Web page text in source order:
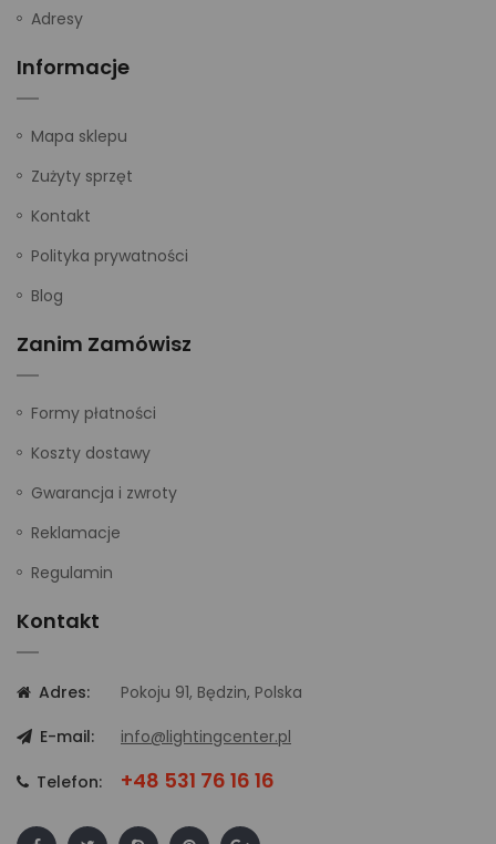
Adresy
Informacje
Mapa sklepu
Zużyty sprzęt
Kontakt
Polityka prywatności
Blog
Zanim Zamówisz
Formy płatności
Koszty dostawy
Gwarancja i zwroty
Reklamacje
Regulamin
Kontakt
Adres:
Pokoju 91, Będzin, Polska
E-mail:
info@lightingcenter.pl
Telefon: +48 531 76 16 16